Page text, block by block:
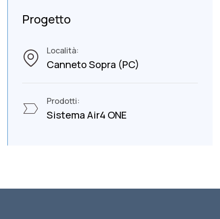
Progetto
Località:
Canneto Sopra (PC)
Prodotti:
Sistema Air4 ONE